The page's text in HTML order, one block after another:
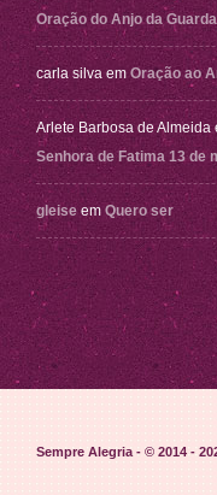
Oração do Anjo da Guarda
carla silva em Oração ao
Arlete Barbosa de Almeida
Senhora de Fatima 13 de
gleise em Quero ser
Sempre Alegria - © 2014 -